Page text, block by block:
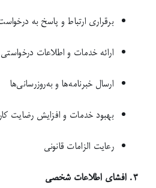
برقراری ارتباط و پاسخ به
ارائه خدمات و اطلاعات درخواستی
ارسال خبرنامه‌ها و به‌روزرسانی‌ها
بهبود خدمات و افزایش رضایت
رعایت الزامات قانونی
۳. افشای اطلاعات شخصی